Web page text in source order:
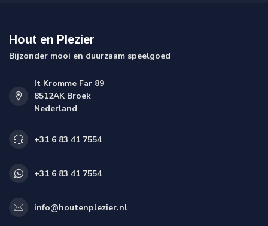
Hout en Plezier
Bijzonder mooi en duurzaam speelgoed
It Kromme Far 89
8512AK Broek
Nederland
+31 6 83 41 7554
+31 6 83 41 7554
info@houtenplezier.nl